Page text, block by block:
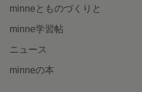
minneとものづくりと
minne学習帖
ニュース
minneの本